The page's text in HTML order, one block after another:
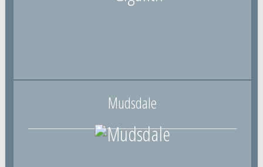
Mudsdale